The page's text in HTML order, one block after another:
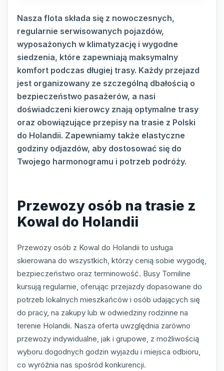
Nasza flota składa się z nowoczesnych,
regularnie serwisowanych pojazdów,
wyposażonych w klimatyzację i wygodne
siedzenia, które zapewniają maksymalny
komfort podczas długiej trasy. Każdy przejazd
jest organizowany ze szczególną dbałością o
bezpieczeństwo pasażerów, a nasi
doświadczeni kierowcy znają optymalne trasy
oraz obowiązujące przepisy na trasie z Polski
do Holandii. Zapewniamy także elastyczne
godziny odjazdów, aby dostosować się do
Twojego harmonogramu i potrzeb podróży.
Przewozy osób na trasie z
Kowal do Holandii
Przewozy osób z Kowal do Holandii to usługa
skierowana do wszystkich, którzy cenią sobie wygodę,
bezpieczeństwo oraz terminowość. Busy Tomiline
kursują regularnie, oferując przejazdy dopasowane do
potrzeb lokalnych mieszkańców i osób udających się
do pracy, na zakupy lub w odwiedziny rodzinne na
terenie Holandii. Nasza oferta uwzględnia zarówno
przewozy indywidualne, jak i grupowe, z możliwością
wyboru dogodnych godzin wyjazdu i miejsca odbioru,
co wyróżnia nas spośród konkurencji.